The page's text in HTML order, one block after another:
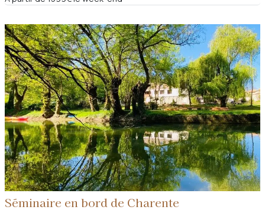
Séminaire en bord de Charente